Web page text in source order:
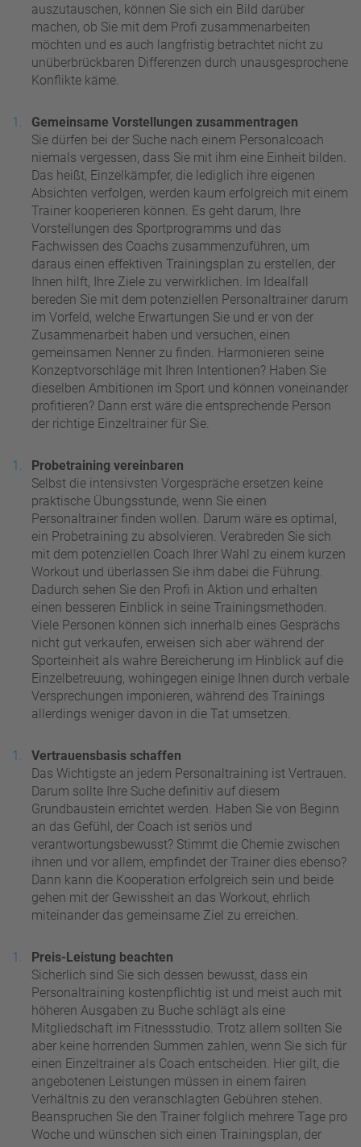
auszutauschen, können Sie sich ein Bild darüber
machen, ob Sie mit dem Profi zusammenarbeiten
möchten und es auch langfristig betrachtet nicht zu
unüberbrückbaren Differenzen durch unausgesprochene
Konflikte käme.
Gemeinsame Vorstellungen zusammentragen
Sie dürfen bei der Suche nach einem Personalcoach
niemals vergessen, dass Sie mit ihm eine Einheit bilden.
Das heißt, Einzelkämpfer, die lediglich ihre eigenen
Absichten verfolgen, werden kaum erfolgreich mit einem
Trainer kooperieren können. Es geht darum, Ihre
Vorstellungen des Sportprogramms und das
Fachwissen des Coachs zusammenzuführen, um
daraus einen effektiven Trainingsplan zu erstellen, der
Ihnen hilft, Ihre Ziele zu verwirklichen. Im Idealfall
bereden Sie mit dem potenziellen Personaltrainer darum
im Vorfeld, welche Erwartungen Sie und er von der
Zusammenarbeit haben und versuchen, einen
gemeinsamen Nenner zu finden. Harmonieren seine
Konzeptvorschläge mit Ihren Intentionen? Haben Sie
dieselben Ambitionen im Sport und können voneinander
profitieren? Dann erst wäre die entsprechende Person
der richtige Einzeltrainer für Sie.
Probetraining vereinbaren
Selbst die intensivsten Vorgespräche ersetzen keine
praktische Übungsstunde, wenn Sie einen
Personaltrainer finden wollen. Darum wäre es optimal,
ein Probetraining zu absolvieren. Verabreden Sie sich
mit dem potenziellen Coach Ihrer Wahl zu einem kurzen
Workout und überlassen Sie ihm dabei die Führung.
Dadurch sehen Sie den Profi in Aktion und erhalten
einen besseren Einblick in seine Trainingsmethoden.
Viele Personen können sich innerhalb eines Gesprächs
nicht gut verkaufen, erweisen sich aber während der
Sporteinheit als wahre Bereicherung im Hinblick auf die
Einzelbetreuung, wohingegen einige Ihnen durch verbale
Versprechungen imponieren, während des Trainings
allerdings weniger davon in die Tat umsetzen.
Vertrauensbasis schaffen
Das Wichtigste an jedem Personaltraining ist Vertrauen.
Darum sollte Ihre Suche definitiv auf diesem
Grundbaustein errichtet werden. Haben Sie von Beginn
an das Gefühl, der Coach ist seriös und
verantwortungsbewusst? Stimmt die Chemie zwischen
ihnen und vor allem, empfindet der Trainer dies ebenso?
Dann kann die Kooperation erfolgreich sein und beide
gehen mit der Gewissheit an das Workout, ehrlich
miteinander das gemeinsame Ziel zu erreichen.
Preis-Leistung beachten
Sicherlich sind Sie sich dessen bewusst, dass ein
Personaltraining kostenpflichtig ist und meist auch mit
höheren Ausgaben zu Buche schlägt als eine
Mitgliedschaft im Fitnessstudio. Trotz allem sollten Sie
aber keine horrenden Summen zahlen, wenn Sie sich für
einen Einzeltrainer als Coach entscheiden. Hier gilt, die
angebotenen Leistungen müssen in einem fairen
Verhältnis zu den veranschlagten Gebühren stehen.
Beanspruchen Sie den Trainer folglich mehrere Tage pro
Woche und wünschen sich einen Trainingsplan, der